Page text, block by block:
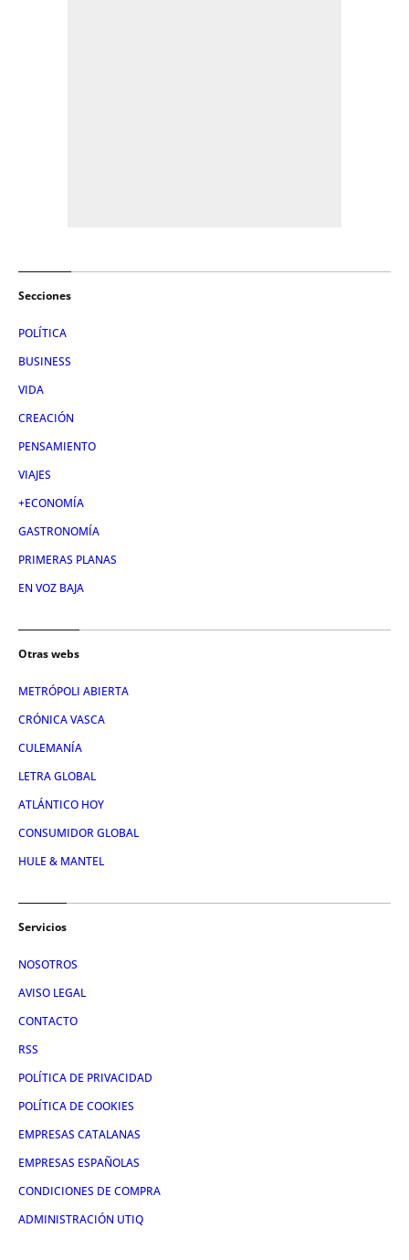
Secciones
POLÍTICA
BUSINESS
VIDA
CREACIÓN
PENSAMIENTO
VIAJES
+ECONOMÍA
GASTRONOMÍA
PRIMERAS PLANAS
EN VOZ BAJA
Otras webs
METRÓPOLI ABIERTA
CRÓNICA VASCA
CULEMANÍA
LETRA GLOBAL
ATLÁNTICO HOY
CONSUMIDOR GLOBAL
HULE & MANTEL
Servicios
NOSOTROS
AVISO LEGAL
CONTACTO
RSS
POLÍTICA DE PRIVACIDAD
POLÍTICA DE COOKIES
EMPRESAS CATALANAS
EMPRESAS ESPAÑOLAS
CONDICIONES DE COMPRA
ADMINISTRACIÓN UTIQ